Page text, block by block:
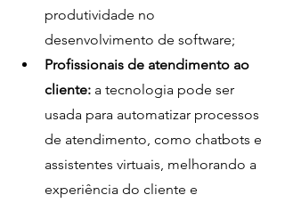
produtividade no
desenvolvimento de software;
Profissionais de atendimento ao
cliente: a tecnologia pode ser
usada para automatizar processos
de atendimento, como chatbots e
assistentes virtuais, melhorando a
experiência do cliente e